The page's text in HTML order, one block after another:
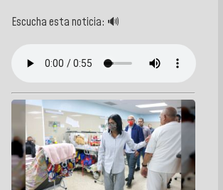
Escucha esta noticia: 🔊